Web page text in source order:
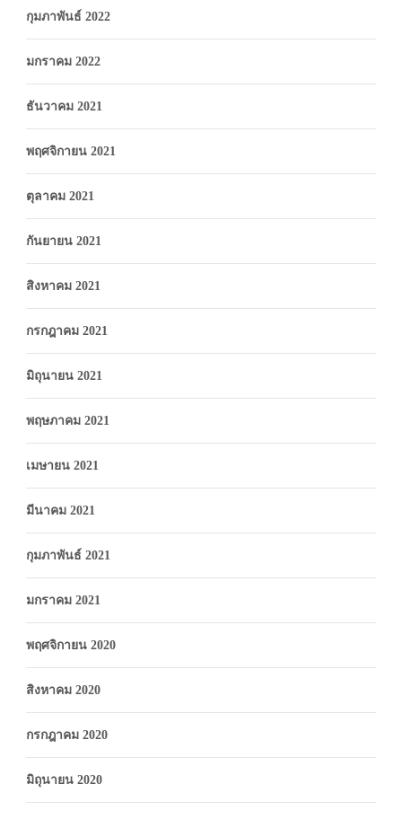
กุมภาพันธ์ 2022
มกราคม 2022
ธันวาคม 2021
พฤศจิกายน 2021
ตุลาคม 2021
กันยายน 2021
สิงหาคม 2021
กรกฎาคม 2021
มิถุนายน 2021
พฤษภาคม 2021
เมษายน 2021
มีนาคม 2021
กุมภาพันธ์ 2021
มกราคม 2021
พฤศจิกายน 2020
สิงหาคม 2020
กรกฎาคม 2020
มิถุนายน 2020